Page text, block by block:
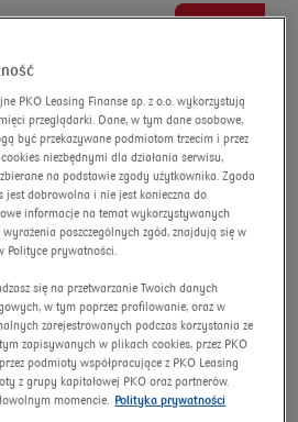
search
E6 3.5t Hi-Matic
AU/2025
PKO Leasing Finanse sp. z o.o. wykorzystują
przeglądarki. Dane, w tym dane osobowe,
być przekazywane podmiotom trzecim i przez
niezbędnymi dla działania serwisu,
na podstawie zgody użytkownika. Zgoda
jest dobrowolna i nie jest konieczna do
informacje na temat wykorzystywanych
poszczególnych zgód, znajdują się w
Polityce prywatności.
się na przetwarzanie Twoich danych
w tym poprzez profilowanie, oraz w
zarejestrowanych podczas korzystania ze
zapisywanych w plikach cookies, przez PKO
podmioty współpracujące z PKO Leasing
z grupy kapitałowej PKO oraz partnerów.
momencie. Polityka prywatności